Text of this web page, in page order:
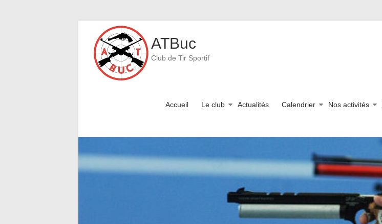
content
ATBuc
Club de Tir Sportif
Accueil Le club Actualités Calendrier Nos activités